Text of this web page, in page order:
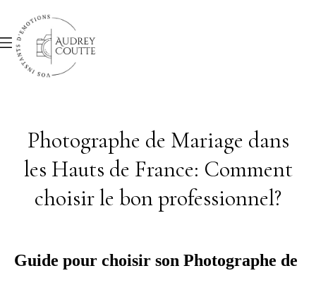
Photographe de Mariage dans
les Hauts de France: Comment
choisir le bon professionnel?
Guide pour choisir son Photographe de